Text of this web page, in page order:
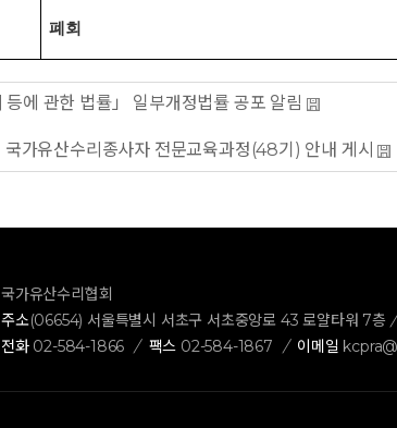
폐회
등에 관한 법률」 일부개정법률 공포 알림
가유산수리종사자 전문교육과정(48기) 안내 게시
국가유산수리협회
주소(06654) 서울특별시 서초구 서초중앙로 43 로얄타워 7층
전화 02-584-1866 / 팩스 02-584-1867 / 이메일